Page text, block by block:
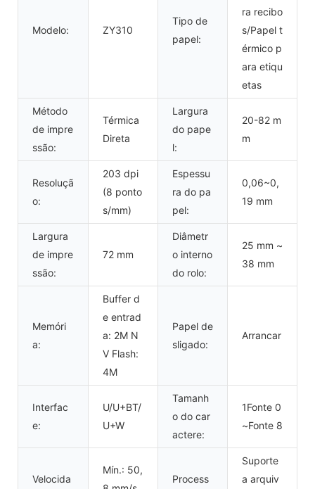
Modelo: ZY310
Tipo de
papel:
ra recibo
s/Papel t
érmico p
ara etiqu
etas
Método
de impre
ssão:
Térmica
Direta
Largura
do pape
l:
20-82 m
m
Resoluçã
o:
203 dpi
(8 ponto
s/mm)
Espessu
ra do pa
pel:
0,06~0,
19 mm
Largura
de impre
ssão:
72 mm
Diâmetr
o interno
do rolo:
25 mm ~
38 mm
Memóri
a:
Buffer d
e entrad
a: 2M N
V Flash:
4M
Papel de
sligado:
Arrancar
Interfac
e:
U/U+BT/
U+W
Tamanh
o do car
actere:
1Fonte 0
~Fonte 8
Velocida
Mín.: 50,
Process
Suporte
a arquiv